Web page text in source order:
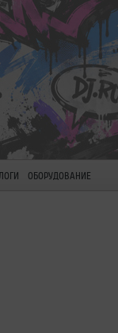
ОБОРУДОВАНИЕ